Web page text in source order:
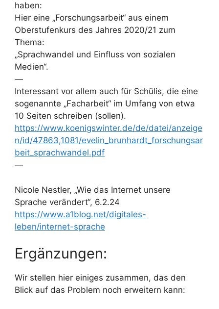
haben:
Hier eine „Forschungsarbeit“ aus einem
Oberstufenkurs des Jahres 2020/21 zum
Thema:
„Sprachwandel und Einfluss von sozialen
Medien“.
—
Interessant vor allem auch für Schülis, die eine
sogenannte „Facharbeit“ im Umfang von etwa
10 Seiten schreiben (sollen).
https://www.koenigswinter.de/de/datei/anzeige
n/id/47863,1081/evelin_brunhardt_forschungsar
beit_sprachwandel.pdf
—
Nicole Nestler, „Wie das Internet unsere
Sprache verändert“, 6.2.24
https://www.a1blog.net/digitales-
leben/internet-sprache
Ergänzungen:
Wir stellen hier einiges zusammen, das den
Blick auf das Problem noch erweitern kann: